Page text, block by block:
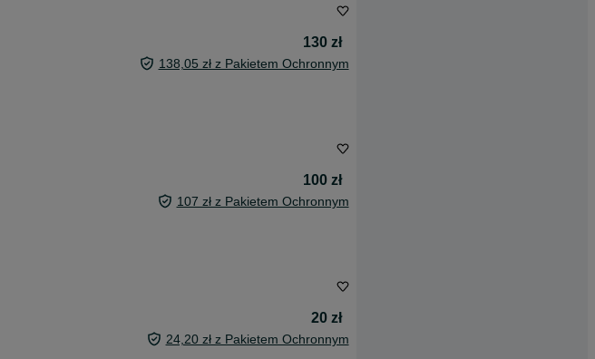
130 zł
138,05 zł z Pakietem Ochronnym
100 zł
107 zł z Pakietem Ochronnym
20 zł
24,20 zł z Pakietem Ochronnym